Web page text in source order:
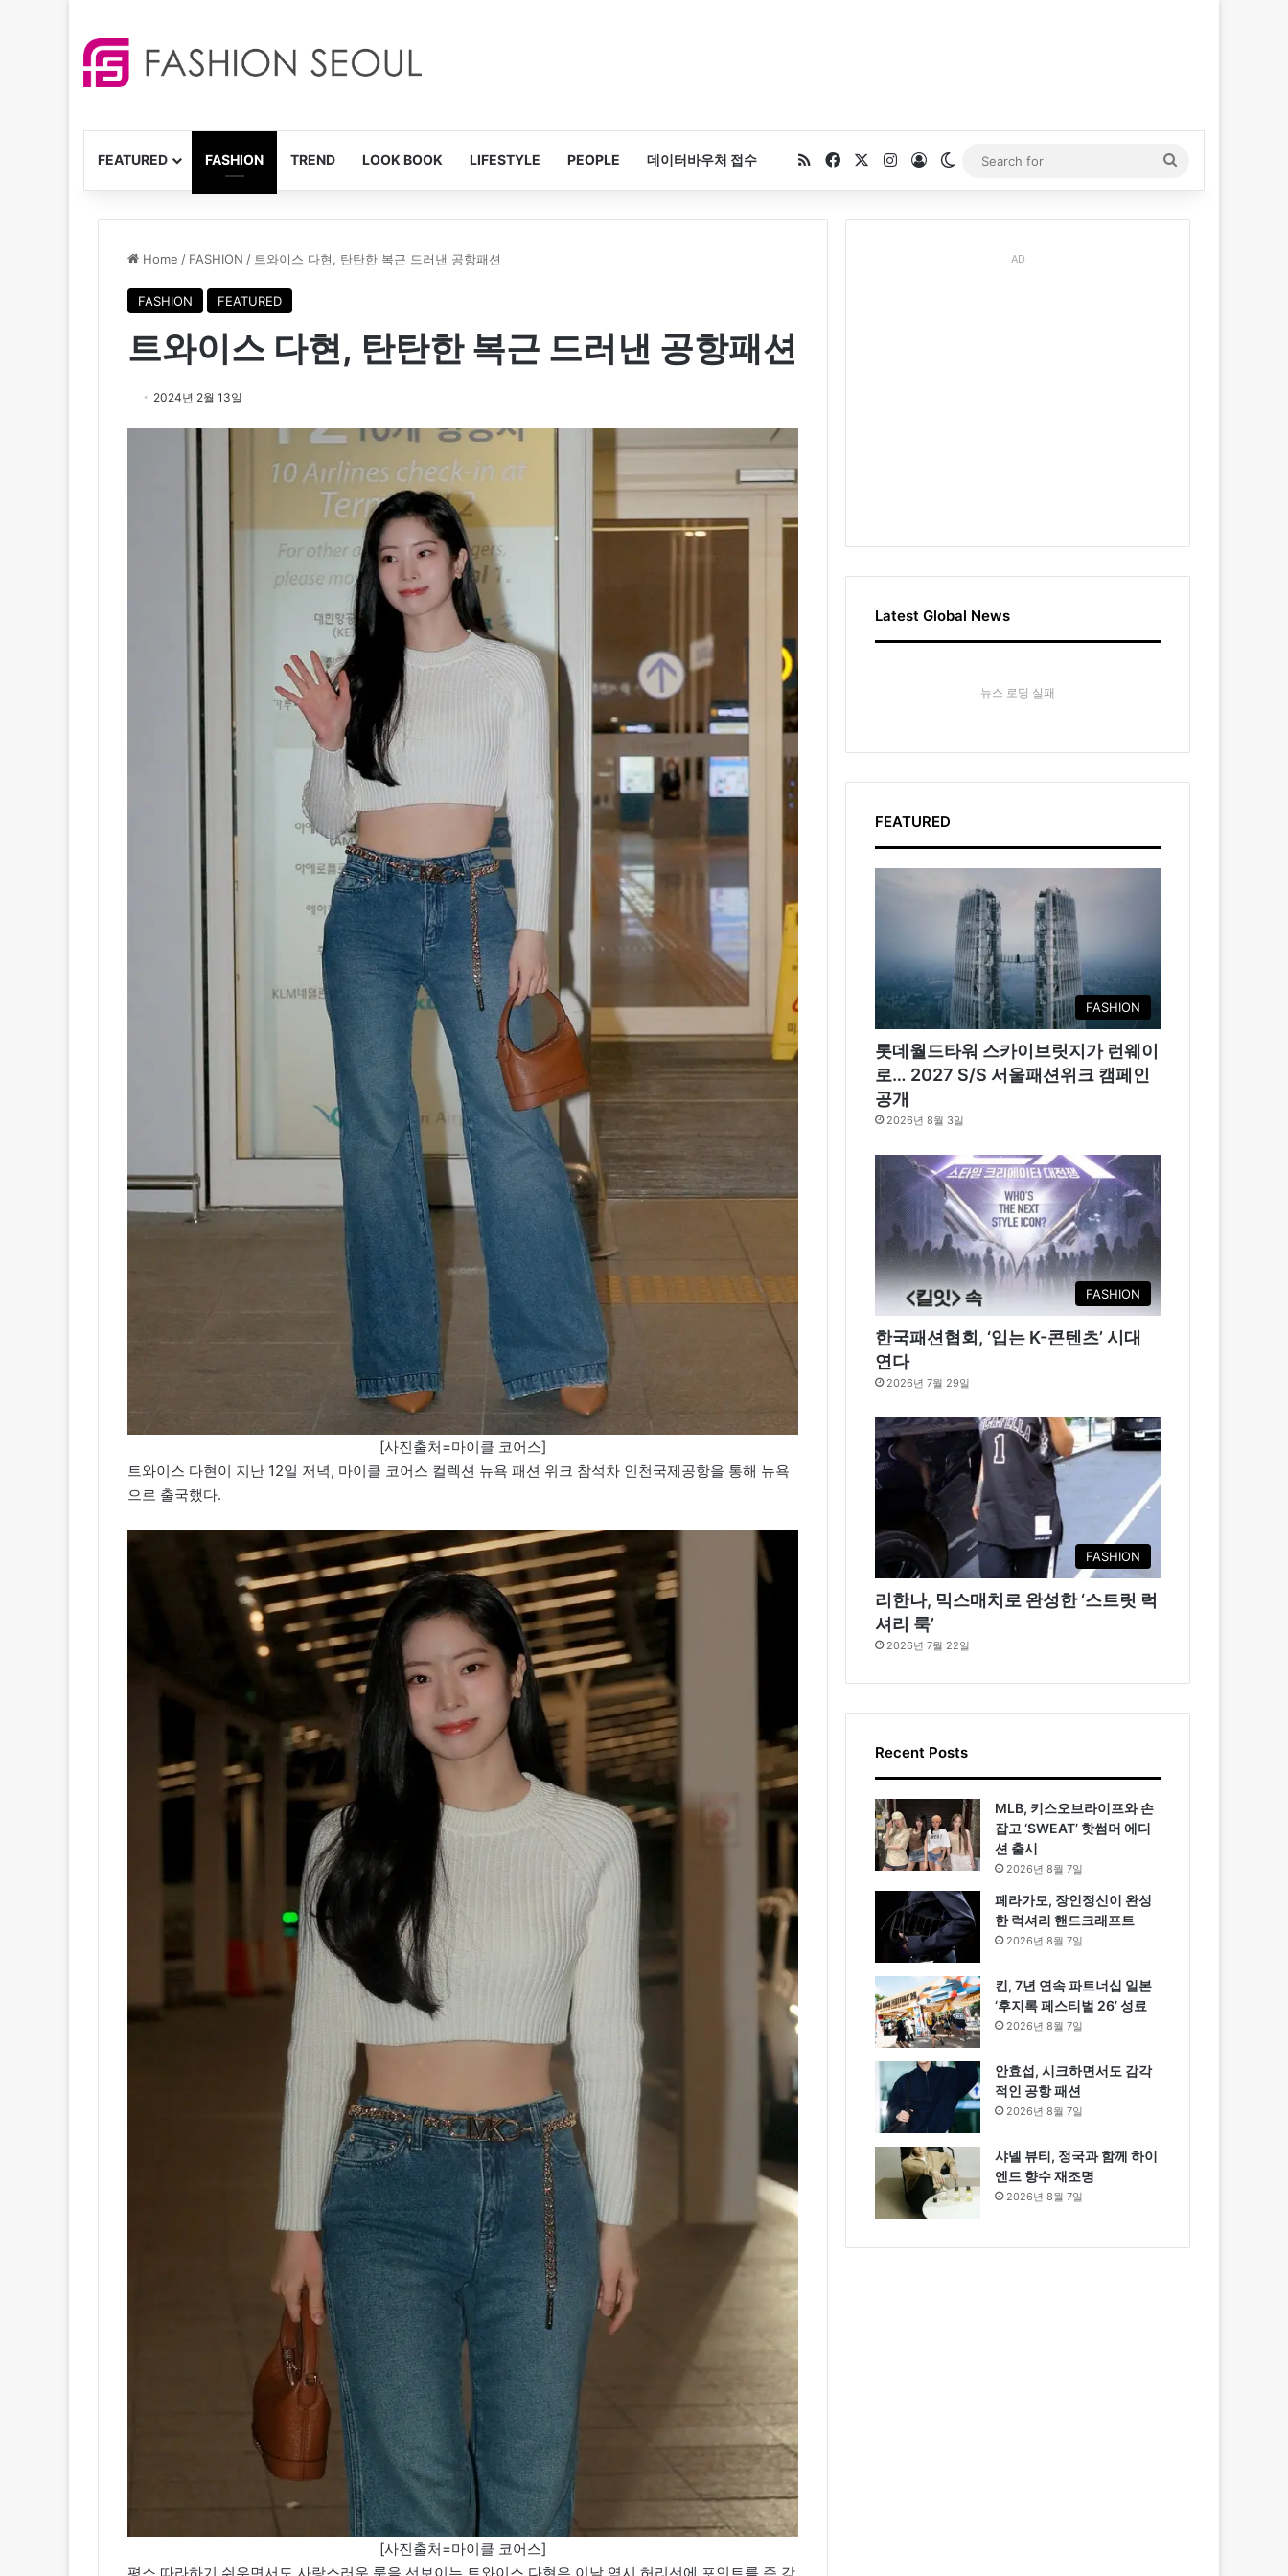
FEATURED FASHION TREND LOOK BOOK LIFESTYLE PEOPLE 데이터바우처 접수 RSSFacebookInstagram
Log InSwitch skin
for
Home / FASHION / 트와이스 다현, 탄탄한 복근 드러낸 공항패션
FASHION FEATURED
트와이스 다현, 탄탄한 복근 드러낸 공항패션
2024년 2월 13일
[사진출처=마이클 코어스]
트와이스 다현이 지난 12일 저녁, 마이클 코어스 컬렉션 뉴욕 패션 위크 참석차 인천국제공항을 통해 뉴욕
으로 출국했다.
[사진출처=마이클 코어스]
AD
Latest Global News
뉴스 로딩 실패
FEATURED
FASHION
롯데월드타워 스카이브릿지가 런웨이
로… 2027 S/S 서울패션위크 캠페인
공개
2026년 8월 3일
FASHION
한국패션협회, ‘입는 K-콘텐츠’ 시대
연다
2026년 7월 29일
FASHION
리한나, 믹스매치로 완성한 ‘스트릿 럭
셔리 룩’
2026년 7월 22일
Recent Posts
MLB, 키스오브라이프와 손
잡고 ‘SWEAT’ 핫썸머 에디
션 출시
2026년 8월 7일
페라가모, 장인정신이 완성
한 럭셔리 핸드크래프트
2026년 8월 7일
킨, 7년 연속 파트너십 일본
‘후지록 페스티벌 26’ 성료
2026년 8월 7일
안효섭, 시크하면서도 감각
적인 공항 패션
2026년 8월 7일
샤넬 뷰티, 정국과 함께 하이
엔드 향수 재조명
2026년 8월 7일